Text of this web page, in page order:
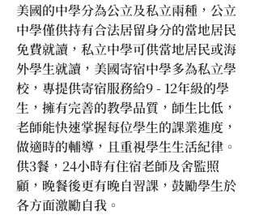
美國的中學分為公立及私立兩種，公立
中學僅供持有合法居留身分的當地居民
免費就讀，私立中學可供當地居民或海
外學生就讀，美國寄宿中學多為私立學
校，專提供寄宿服務給9 - 12年級的學
生，擁有完善的教學品質，師生比低，
老師能快速掌握每位學生的課業進度，
做適時的輔導，且重視學生生活紀律。
供3餐，24小時有住宿老師及舍監照
顧，晚餐後更有晚自習課，鼓勵學生於
各方面激勵自我。